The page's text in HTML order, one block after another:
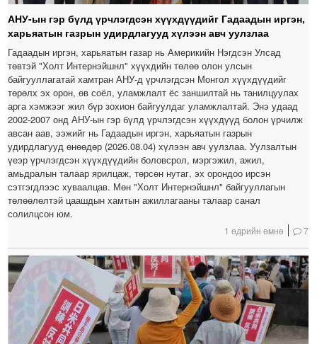
АНУ-ын гэр бүлд үрчлэгдсэн хүүхдүүдийг Гадаадын иргэн,
харьяатын газрын удирдлагууд хүлээн авч уулзлаа
Гадаадын иргэн, харьяатын газар нь Америкийн Нэгдсэн Улсад
төвтэй "Холт Интернэйшнл" хүүхдийн төлөө олон улсын
байгууллагатай хамтран АНУ-д үрчлэгдсэн Монгол хүүхдүүдийг
төрөлх эх орон, өв соёл, уламжлалт ёс заншилтай нь танилцуулах
арга хэмжээг жил бүр зохион байгуулдаг уламжлалтай. Энэ удаад
2002-2007 онд АНУ-ын гэр бүлд үрчлэгдсэн хүүхдүүд болон үрчилж
авсан аав, ээжийг нь Гадаадын иргэн, харьяатын газрын
удирдлагууд өнөөдөр (2026.08.04) хүлээн авч уулзлаа. Уулзалтын
үеэр үрчлэгдсэн хүүхдүүдийн боловсрол, мэргэжил, ажил,
амьдралын талаар ярилцаж, төрсөн нутаг, эх орондоо ирсэн
сэтгэгдлээс хуваалцав. Мөн "Холт Интернэйшнл" байгууллагын
төлөөлөлтэй цаашдын хамтын ажиллагааны талаар санал
солилцсон юм.
1 өдрийн өмнө 7